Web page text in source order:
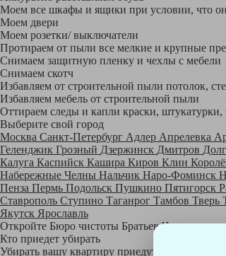
Моем все шкафы и ящики при условии, что
Моем двери
Моем розетки/ выключатели
Протираем от пыли все мелкие и крупные
Снимаем защитную пленку и чехлы с мебели
Снимаем скотч
Избавляем от строительной пыли потолок,
Избавляем мебель от строительной пыли
Оттираем следы и капли краски, штукатурки,
Выберите свой город
Москва Санкт-Петербург Адлер Апрелевка
Геленджик Грозный Дзержинск Дмитров
Калуга Каспийск Кашира Киров Клин
Набережные Челны Нальчик Наро-Фоминск
Пенза Пермь Подольск Пушкино Пятигорск
Ставрополь Ступино Таганрог Тамбов Тверь
Якутск Ярославль
Откройте Бюро чистоты Братьев Чистовых в
Кто приедет убирать
Убирать вашу квартиру приедут